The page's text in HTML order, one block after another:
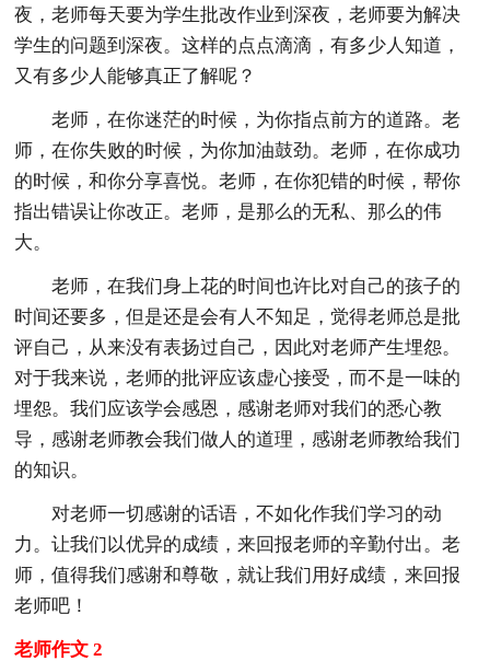
夜，老师每天要为学生批改作业到深夜，老师要为解决
学生的问题到深夜。这样的点点滴滴，有多少人知道，
又有多少人能够真正了解呢？
老师，在你迷茫的时候，为你指点前方的道路。老
师，在你失败的时候，为你加油鼓劲。老师，在你成功
的时候，和你分享喜悦。老师，在你犯错的时候，帮你
指出错误让你改正。老师，是那么的无私、那么的伟
大。
老师，在我们身上花的时间也许比对自己的孩子的
时间还要多，但是还是会有人不知足，觉得老师总是批
评自己，从来没有表扬过自己，因此对老师产生埋怨。
对于我来说，老师的批评应该虚心接受，而不是一味的
埋怨。我们应该学会感恩，感谢老师对我们的悉心教
导，感谢老师教会我们做人的道理，感谢老师教给我们
的知识。
对老师一切感谢的话语，不如化作我们学习的动
力。让我们以优异的成绩，来回报老师的辛勤付出。老
师，值得我们感谢和尊敬，就让我们用好成绩，来回报
老师吧！
老师作文 2